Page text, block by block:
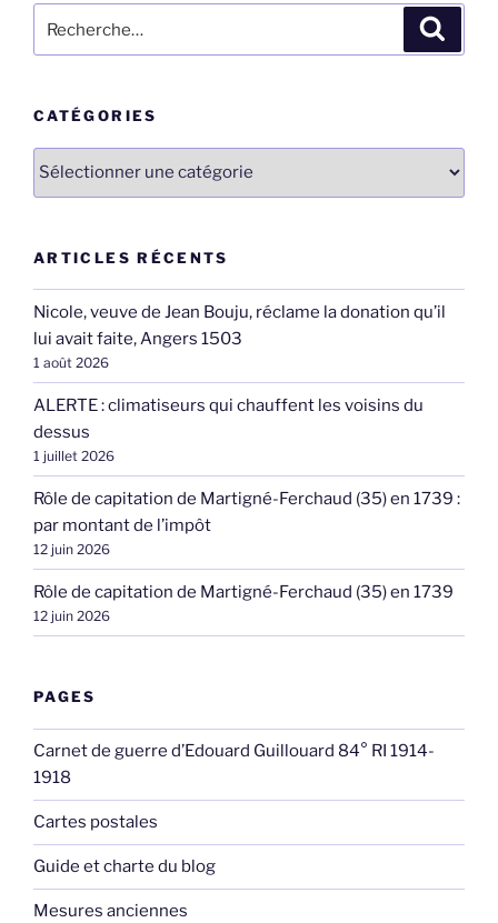
pour
CATÉGORIES
Catégories
ARTICLES RÉCENTS
Nicole, veuve de Jean Bouju, réclame la donation qu’il
lui avait faite, Angers 1503
1 août 2026
ALERTE : climatiseurs qui chauffent les voisins du
dessus
1 juillet 2026
Rôle de capitation de Martigné-Ferchaud (35) en 1739 :
par montant de l’impôt
12 juin 2026
Rôle de capitation de Martigné-Ferchaud (35) en 1739
12 juin 2026
PAGES
Carnet de guerre d’Edouard Guillouard 84° RI 1914-
1918
Cartes postales
Guide et charte du blog
Mesures anciennes